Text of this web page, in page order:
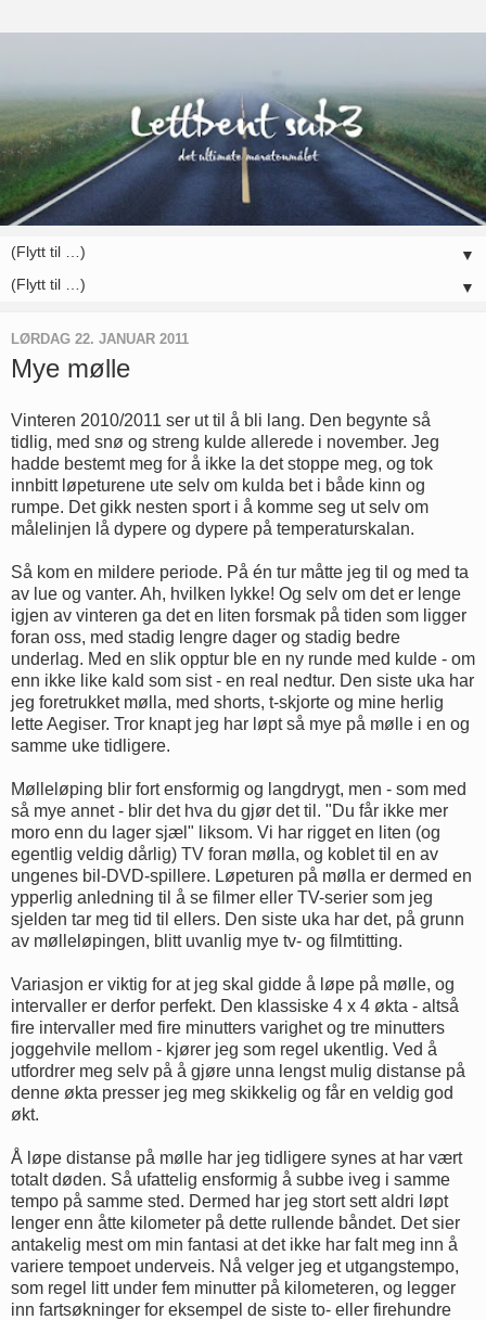
▼
▼
LØRDAG 22. JANUAR 2011
Mye mølle
Vinteren 2010/2011 ser ut til å bli lang. Den begynte så
tidlig, med snø og streng kulde allerede i november. Jeg
hadde bestemt meg for å ikke la det stoppe meg, og tok
innbitt løpeturene ute selv om kulda bet i både kinn og
rumpe. Det gikk nesten sport i å komme seg ut selv om
målelinjen lå dypere og dypere på temperaturskalan.
Så kom en mildere periode. På én tur måtte jeg til og med ta
av lue og vanter. Ah, hvilken lykke! Og selv om det er lenge
igjen av vinteren ga det en liten forsmak på tiden som ligger
foran oss, med stadig lengre dager og stadig bedre
underlag. Med en slik opptur ble en ny runde med kulde - om
enn ikke like kald som sist - en real nedtur. Den siste uka har
jeg foretrukket mølla, med shorts, t-skjorte og mine herlig
lette Aegiser. Tror knapt jeg har løpt så mye på mølle i en og
samme uke tidligere.
Mølleløping blir fort ensformig og langdrygt, men - som med
så mye annet - blir det hva du gjør det til. "Du får ikke mer
moro enn du lager sjæl" liksom. Vi har rigget en liten (og
egentlig veldig dårlig) TV foran mølla, og koblet til en av
ungenes bil-DVD-spillere. Løpeturen på mølla er dermed en
ypperlig anledning til å se filmer eller TV-serier som jeg
sjelden tar meg tid til ellers. Den siste uka har det, på grunn
av mølleløpingen, blitt uvanlig mye tv- og filmtitting.
Variasjon er viktig for at jeg skal gidde å løpe på mølle, og
intervaller er derfor perfekt. Den klassiske 4 x 4 økta - altså
fire intervaller med fire minutters varighet og tre minutters
joggehvile mellom - kjører jeg som regel ukentlig. Ved å
utfordrer meg selv på å gjøre unna lengst mulig distanse på
denne økta presser jeg meg skikkelig og får en veldig god
økt.
Å løpe distanse på mølle har jeg tidligere synes at har vært
totalt døden. Så ufattelig ensformig å subbe iveg i samme
tempo på samme sted. Dermed har jeg stort sett aldri løpt
lenger enn åtte kilometer på dette rullende båndet. Det sier
antakelig mest om min fantasi at det ikke har falt meg inn å
variere tempoet underveis. Nå velger jeg et utgangstempo,
som regel litt under fem minutter på kilometeren, og legger
inn fartsøkninger for eksempel de siste to- eller firehundre